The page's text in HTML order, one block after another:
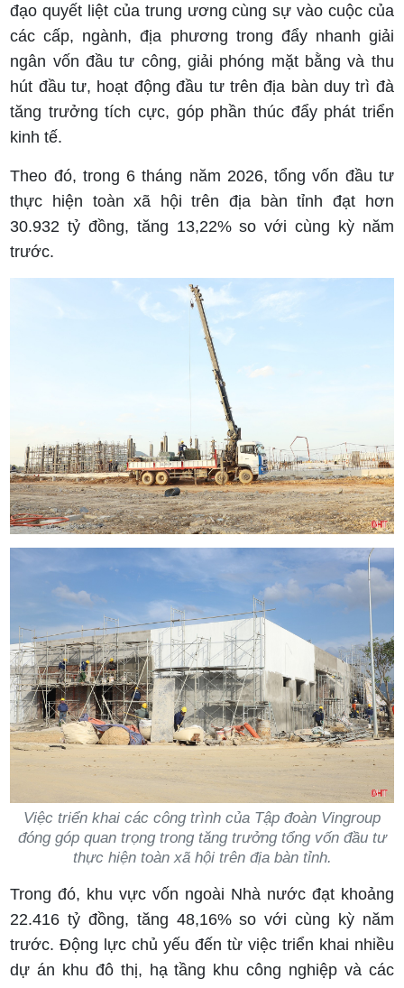
đạo quyết liệt của trung ương cùng sự vào cuộc của
các cấp, ngành, địa phương trong đẩy nhanh giải
ngân vốn đầu tư công, giải phóng mặt bằng và thu
hút đầu tư, hoạt động đầu tư trên địa bàn duy trì đà
tăng trưởng tích cực, góp phần thúc đẩy phát triển
kinh tế.
Theo đó, trong 6 tháng năm 2026, tổng vốn đầu tư
thực hiện toàn xã hội trên địa bàn tỉnh đạt hơn
30.932 tỷ đồng, tăng 13,22% so với cùng kỳ năm
trước.
Việc triển khai các công trình của Tập đoàn Vingroup
đóng góp quan trọng trong tăng trưởng tổng vốn đầu tư
thực hiện toàn xã hội trên địa bàn tỉnh.
Trong đó, khu vực vốn ngoài Nhà nước đạt khoảng
22.416 tỷ đồng, tăng 48,16% so với cùng kỳ năm
trước. Động lực chủ yếu đến từ việc triển khai nhiều
dự án khu đô thị, hạ tầng khu công nghiệp và các